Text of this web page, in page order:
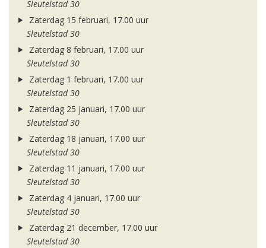
Sleutelstad 30
Zaterdag 15 februari, 17.00 uur
Sleutelstad 30
Zaterdag 8 februari, 17.00 uur
Sleutelstad 30
Zaterdag 1 februari, 17.00 uur
Sleutelstad 30
Zaterdag 25 januari, 17.00 uur
Sleutelstad 30
Zaterdag 18 januari, 17.00 uur
Sleutelstad 30
Zaterdag 11 januari, 17.00 uur
Sleutelstad 30
Zaterdag 4 januari, 17.00 uur
Sleutelstad 30
Zaterdag 21 december, 17.00 uur
Sleutelstad 30